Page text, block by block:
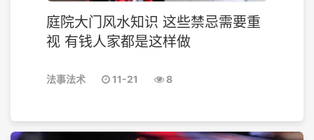
庭院大门风水知识 这些禁忌需要重
视 有钱人家都是这样做
法事法术 11-21 8